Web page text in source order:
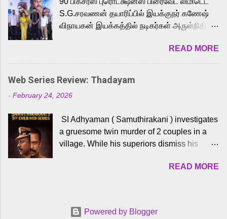
to the iconic superhero He-Man. Known for
memorable songs like “Behene De” from
Raavan, “Oru Maalai” from Ghajini, and
loved for his versatile voice and strong
command over multiple languages, making
him a strong fit for the legendary character.
cinema, voices the menacing Skeletor
across the Tamil, Malayalam, and Telugu
versions. Joining them is Action King Arjun...
S.G.சரவணன் தயாரிப்பில் இயக்குநர் கணேஷ்
விநாயகன் இயக்கத்தில் நடிகர்கள் அருள்நிதி -
முக்கிய வேடத்தில் இணைந்து நடித்திருக்கும்
'அருள்வான்' திரைப்படத்தினை
பத்திரிக்கையாளர் சந்திப்பு சென்னையில்
நடைபெற்றது. இயக்குநர் கணேஷ் விநாயகன்
இயக்கத்தில் உருவாகியுள்ள 'அருள்வான்'
வெங்கட், ரம்யா பாண்டியன், வி டி வி கணேஷ் ,
ஜான் விஜய், பேபி கிருத்திகா, 'பருத்திவீரன்'
சரவணன், ஹரிஷ் உத்தமன் உள்ளிட்ட பலர்
செய்திருக்கும் இந்த திரைப்படத்திற்கு ஜீ. வி.
கவனிக்க.. லாரன்ஸ் கிஷோர் படத் தொகுப்பு
READ MORE
Web Series Review: Thadayam
- February 24, 2026
SI Adhyaman ( Samuthirakani ) investigates
a gruesome twin murder of 2 couples in a
village. While his superiors dismiss his
Sshivada ) believes in him and makes him
hamlet in a border town in Andhra Pradesh.
READ MORE
Powered by Blogger